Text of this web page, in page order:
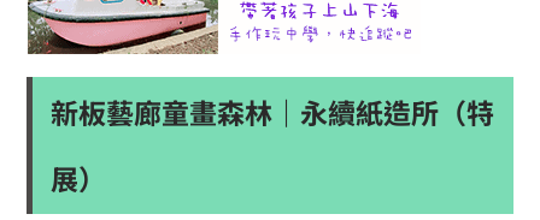
新板藝廊童畫森林｜永續紙造所（特
展）